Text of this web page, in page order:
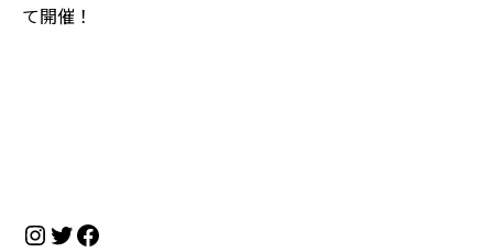
て開催！
Instagram
Twitter
Facebook